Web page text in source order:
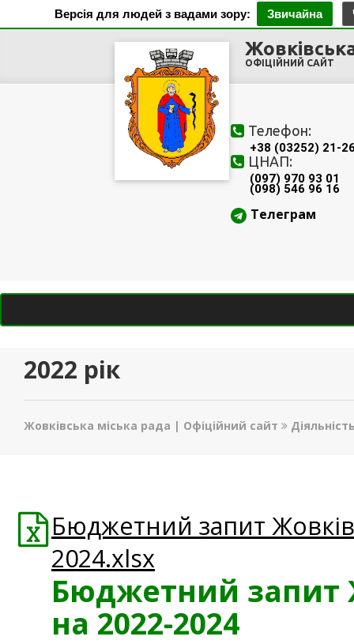
Версія для людей з вадами зору: Звичайна
ОФІЦІЙНИЙ САЙТ
Телефон:
+38 (03252) 21-
ЦНАП:
(097) 970 93 01
(098) 546 96 16
Телеграм
2022 рік
Жовківська міська рада | Офіційний сайт
Бюджетний запит
2024.xlsx
Бюджетний запит
на 2022-2024